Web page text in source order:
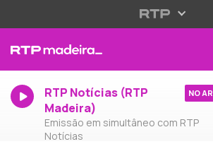
RTP Notícias (RTP
Madeira)
Emissão em simultâneo com RTP
Notícias
NO AR